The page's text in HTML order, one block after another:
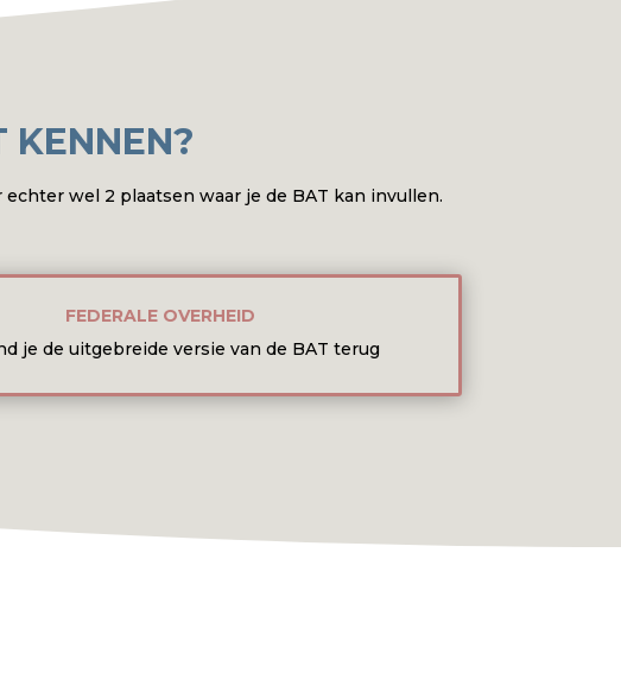
KENNEN?
wel 2 plaatsen waar je de BAT kan invullen.
FEDERALE OVERHEID
je de uitgebreide versie van de BAT terug